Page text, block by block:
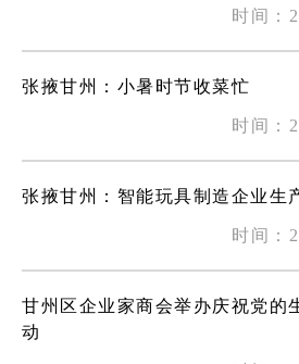
时间：
张掖甘州：小暑时节收菜忙
时间：
张掖甘州：智能玩具制造企业生
时间：
甘州区企业家商会举办庆祝党的
动